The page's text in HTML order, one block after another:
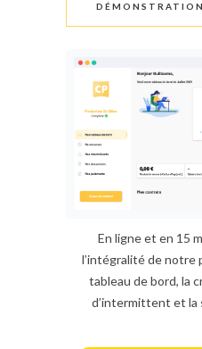
En ligne et en 15
l’intégralité de notre
tableau de bord, la
d’intermittent et la